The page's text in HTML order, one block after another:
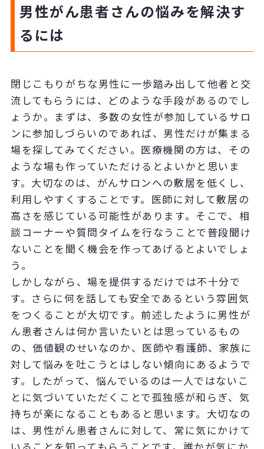
男性がん患者さんの悩みを解決す
るには
閉じこもりがちな男性に一歩踏み出して他者と交
流してもらうには、どのような手段があるのでし
ょうか。まずは、多数の女性が参加しているサロ
ンに参加しづらいのであれば、男性だけが集まる
場を探してみてください。医療機関の方は、その
ような場も作っていただけるとよいかと思いま
す。大切なのは、がんサロンへの敷居を低くし、
利用しやすくすることです。医師に対して敷居の
高さを感じている可能性があります。そこで、相
談コーナーや質問タイムを行なうことで普段聞け
ないことを聞く機会を作ってあげるとよいでしょ
う。
しかしながら、場を提供するだけでは不十分で
す。さらに何を話しても安全であるという雰囲気
をつくることが大切です。前述したように男性が
ん患者さんは何か言いたいとは思っているもの
の、価値観のせいなのか、医師や看護師、家族に
対して悩みを吐こうとはしない傾向にあるようで
す。したがって、悩んでいるのは一人ではないこ
とに気づいていただくことで孤独感が和らぎ、気
持ちが楽になることもあると思います。大切なの
は、男性がん患者さんに対して、常に気にかけて